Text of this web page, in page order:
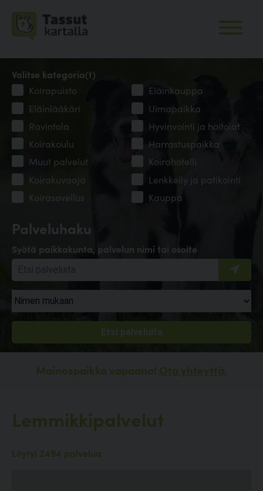
Palveluhaku
Syötä paikkakunta, palvelun nimi tai osoite
Valitse kategoria(t)
Koirapuisto
Eläinkauppa
Eläinlääkäri
Uimapaikka
Ravintola
Hyvinvointi ja hoitolat
Koirakoulu
Harrastuspaikka
Muut palvelut
Koirahotelli
Koirakuvaaja
Lenkkeily ja patikointi
Koirasovellus
Kauppa
Mainospaikka vapaana! Ota yhteyttä.
Lemmikkipalvelut
Löytyi 2494 palvelua